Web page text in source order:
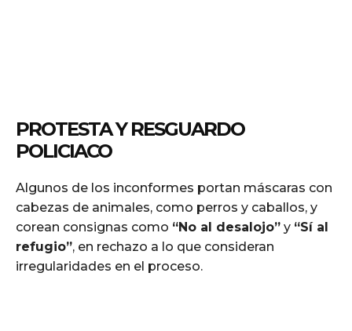
PROTESTA Y RESGUARDO
POLICIACO
Algunos de los inconformes portan máscaras con
cabezas de animales, como perros y caballos, y
corean consignas como “No al desalojo” y “Sí al
refugio”, en rechazo a lo que consideran
irregularidades en el proceso.